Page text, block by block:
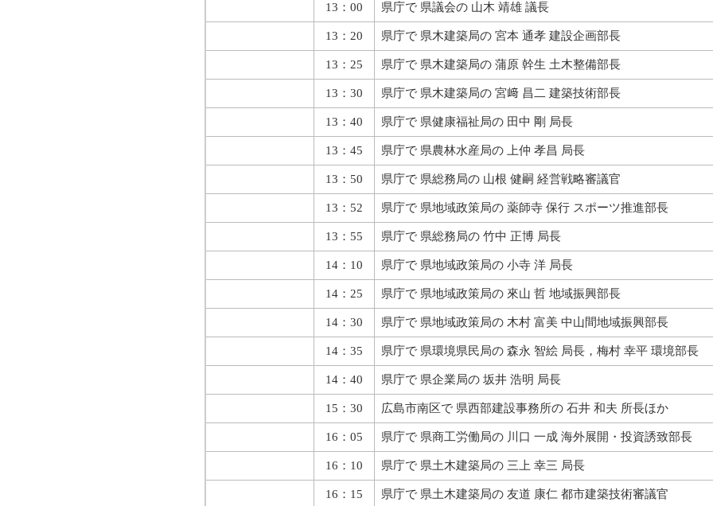
13：00 県庁で 県議会の 山木 靖雄 議長
13：20 県庁で 県木建築局の 宮本 通孝 建設企画部長
13：25 県庁で 県木建築局の 蒲原 幹生 土木整備部長
13：30 県庁で 県木建築局の 宮﨑 昌二 建築技術部長
13：40 県庁で 県健康福祉局の 田中 剛 局長
13：45 県庁で 県農林水産局の 上仲 孝昌 局長
13：50 県庁で 県総務局の 山根 健嗣 経営戦略審議官
13：52 県庁で 県地域政策局の 薬師寺 保行 スポーツ推進部長
13：55 県庁で 県総務局の 竹中 正博 局長
14：10 県庁で 県地域政策局の 小寺 洋 局長
14：25 県庁で 県地域政策局の 來山 哲 地域振興部長
14：30 県庁で 県地域政策局の 木村 富美 中山間地域振興部長
14：35 県庁で 県環境県民局の 森永 智絵 局長，梅村 幸平 環境部長
14：40 県庁で 県企業局の 坂井 浩明 局長
15：30 広島市南区で 県西部建設事務所の 石井 和夫 所長ほか
16：05 県庁で 県商工労働局の 川口 一成 海外展開・投資誘致部長
16：10 県庁で 県土木建築局の 三上 幸三 局長
16：15 県庁で 県土木建築局の 友道 康仁 都市建築技術審議官